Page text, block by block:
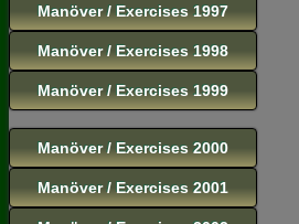
Manöver / Exercises 1997
Manöver / Exercises 1998
Manöver / Exercises 1999
Manöver / Exercises 2000
Manöver / Exercises 2001